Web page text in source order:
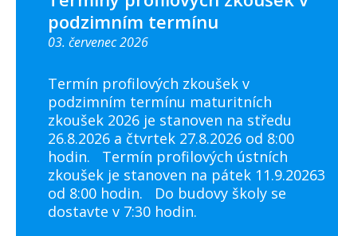
podzimním termínu
03. červenec 2026
Termín profilových zkoušek v
podzimním termínu maturitních
zkoušek 2026 je stanoven na středu
26.8.2026 a čtvrtek 27.8.2026 od 8:00
hodin. Termín profilových ústních
zkoušek je stanoven na pátek 11.9.20263
od 8:00 hodin. Do budovy školy se
dostavte v 7:30 hodin.